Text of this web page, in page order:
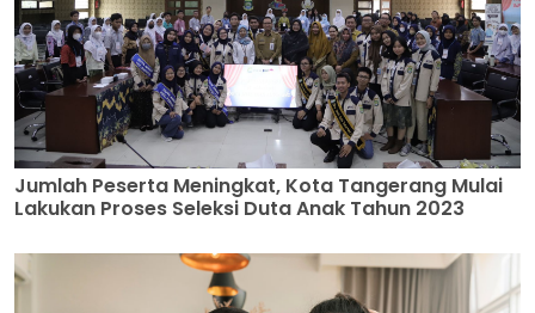
Jumlah Peserta Meningkat, Kota Tangerang Mulai
Lakukan Proses Seleksi Duta Anak Tahun 2023